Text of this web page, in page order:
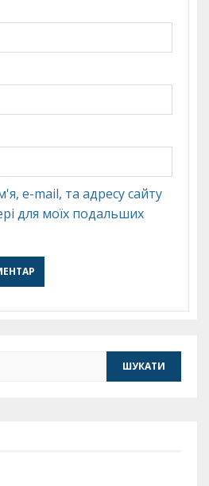
e-mail, та адресу сайту
для моїх подальших